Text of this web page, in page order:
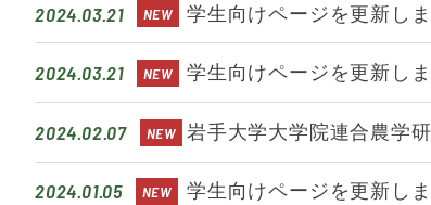
2024.03.21 学生向けページを更新し
2024.03.21 学生向けページを更新し
2024.02.07 岩手大学大学院連合農学
2024.01.05 学生向けページを更新し